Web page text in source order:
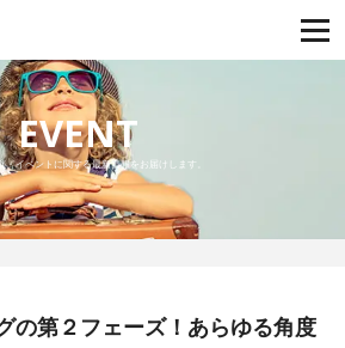
EVENT
・イベントに関する最新情報をお届けします。
の第２フェーズ！あらゆる角度